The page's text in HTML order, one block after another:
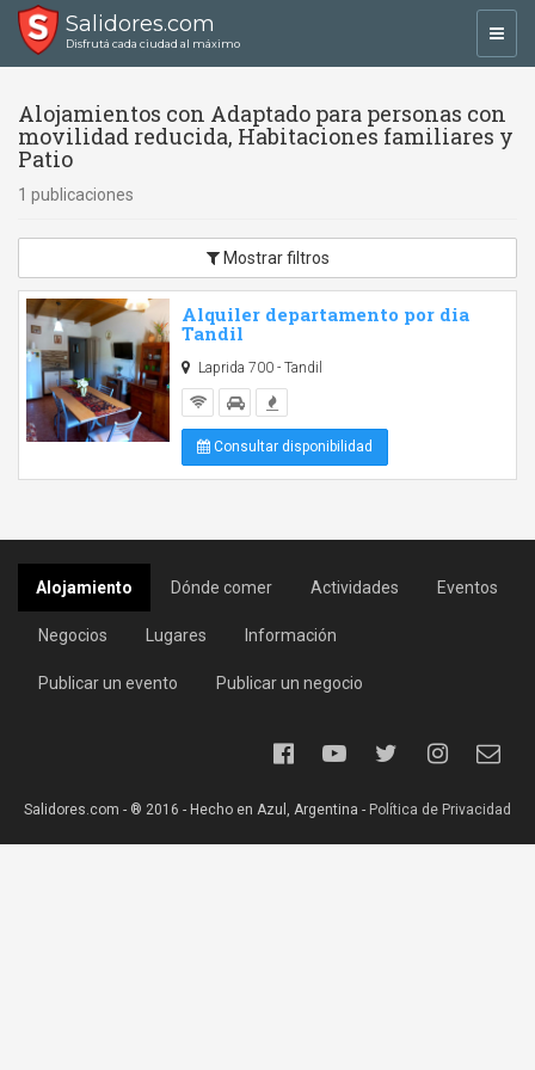
Salidores.com
Disfrutá cada ciudad al máximo
Alojamientos con Adaptado para personas con
movilidad reducida, Habitaciones familiares y
Patio
1 publicaciones
Mostrar filtros
Alquiler departamento por dia
Tandil
Laprida 700 - Tandil
Consultar disponibilidad
Alojamiento Dónde comer Actividades Eventos
Negocios Lugares Información
Publicar un evento Publicar un negocio
Salidores.com - ® 2016 - Hecho en Azul, Argentina - Política de Privacidad